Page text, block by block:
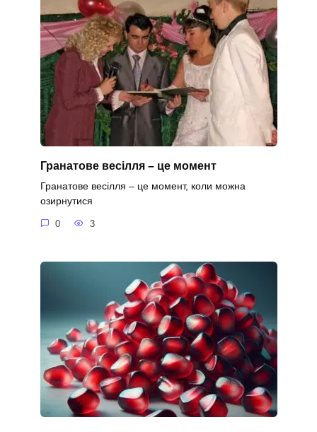
Гранатове весілля – це момент
Гранатове весілля – це момент, коли можна
озирнутися
0 3